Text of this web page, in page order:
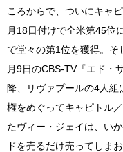
ころからで、ついにキャ
月18日付けで全米第45位
で堂々の第1位を獲得。
月9日のCBS-TV『エド・
降、リヴァプールの4人
権をめぐってキャピトル
たヴィー・ジェイは、い
ドを売るだけ売ってしま